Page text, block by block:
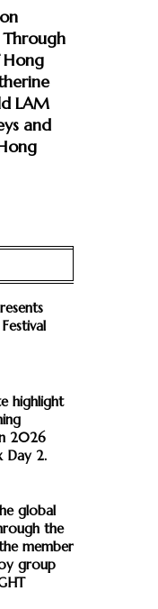
Through
Hong
LAM
and
highlight
2026
Day 2.
global
the
member
group